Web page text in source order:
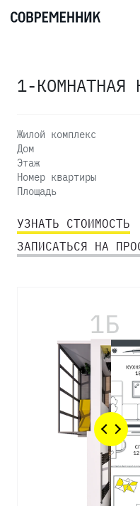
1-КОМНАТНАЯ
Жилой комплекс
Дом
Этаж
Номер квартиры
Площадь
УЗНАТЬ СТОИМОСТЬ
ЗАПИСАТЬСЯ НА